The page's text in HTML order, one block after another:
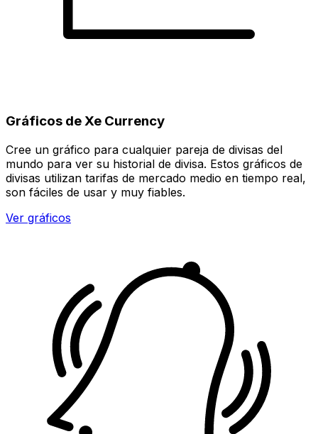
Gráficos de Xe Currency
Cree un gráfico para cualquier pareja de divisas del
mundo para ver su historial de divisa. Estos gráficos de
divisas utilizan tarifas de mercado medio en tiempo real,
son fáciles de usar y muy fiables.
Ver gráficos